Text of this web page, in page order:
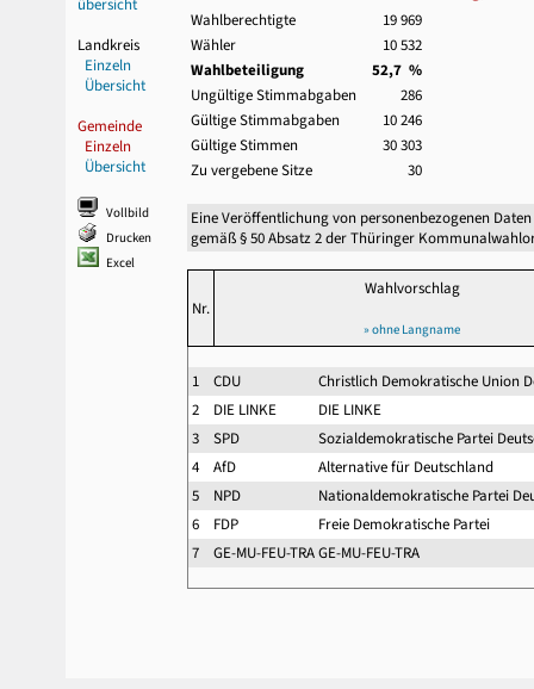
übersicht
Landkreis
Einzeln
Übersicht
Gemeinde
Einzeln
Übersicht
Vollbild
Drucken
Excel
Wahlberechtigte
19 969
Wähler
10 532
Wahlbeteiligung
52,7 %
Ungültige Stimmabgaben
286
Gültige Stimmabgaben
10 246
Gültige Stimmen
30 303
Zu vergebene Sitze
30
Eine Veröffentlichung von personenbezogenen
gemäß § 50 Absatz 2 der Thüringer
Nr.
Wahlvorschlag
» ohne Langname
1 CDU
Christlich Demokratische Union
2 DIE LINKE
DIE LINKE
3 SPD
Sozialdemokratische Partei
4 AfD
Alternative für Deutschland
5 NPD
Nationaldemokratische Partei
6 FDP
Freie Demokratische Partei
7 GE-MU-FEU-TRAGE-MU-FEU-TRA